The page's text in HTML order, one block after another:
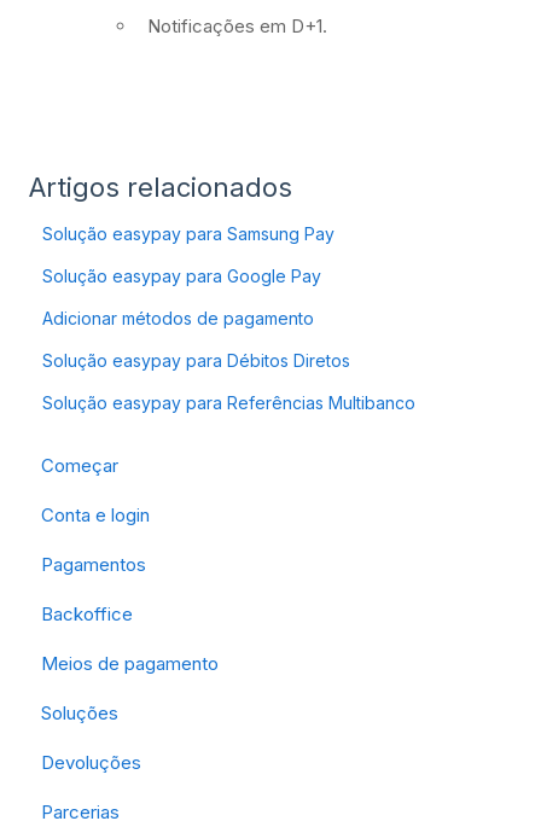
Notificações em D+1.
Artigos relacionados
Solução easypay para Samsung Pay
Solução easypay para Google Pay
Adicionar métodos de pagamento
Solução easypay para Débitos Diretos
Solução easypay para Referências Multibanco
Começar
Conta e login
Pagamentos
Backoffice
Meios de pagamento
Soluções
Devoluções
Parcerias